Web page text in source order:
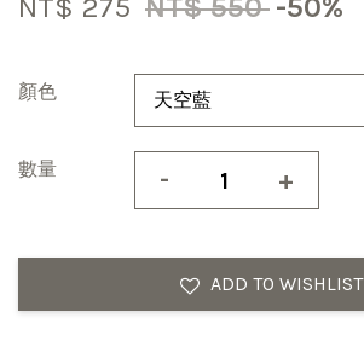
NT$ 275 NT$ 550 -50%
顏色
數量 - +
ADD TO WISHLIST